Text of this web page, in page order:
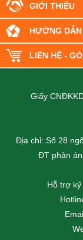
GIỚI THIỆU
HƯỚNG
LIÊN HỆ -
Giấy
Địa chỉ: Số 28
ĐT phản
Hỗ trợ